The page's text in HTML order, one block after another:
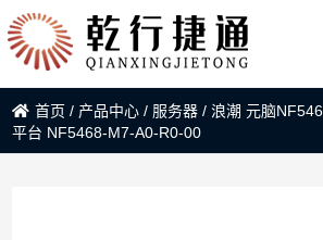
首页 / 产品中心 / 服务器 /浪潮 元脑
平台 NF5468-M7-A0-R0-00